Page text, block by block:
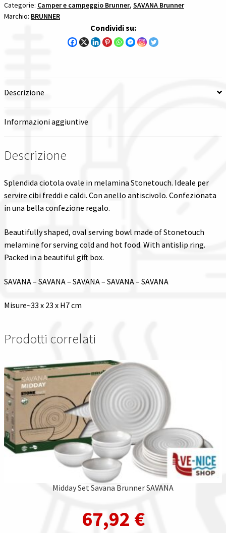
I nostri negozi
Tutte le categorie dei prodotti
Wishlist
Checkout
Il mio account
Categorie: Camper e campeggio Brunner, SAVANA Brunner
Marchio: BRUNNER
Condividi su:
Descrizione
Informazioni aggiuntive
Descrizione
Splendida ciotola ovale in melamina Stonetouch. Ideale per
servire cibi freddi e caldi. Con anello antiscivolo. Confezionata
in una bella confezione regalo.
Beautifully shaped, oval serving bowl made of Stonetouch
melamine for serving cold and hot food. With antislip ring.
Packed in a beautiful gift box.
SAVANA – SAVANA – SAVANA – SAVANA – SAVANA
Misure~33 x 23 x H7 cm
Prodotti correlati
Midday Set Savana Brunner SAVANA
67,92 €